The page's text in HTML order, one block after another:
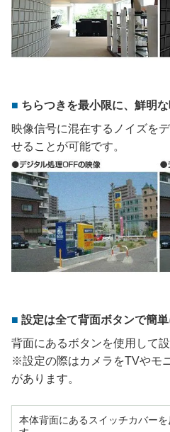
ちらつきを最小限に、鮮明な
映像信号に混在するノイズを
せることが可能です。
設定は全て背面ボタンで簡単
背面にあるボタンを使用して設
※設定の際はカメラをTVやモ
があります。
本体背面にあるスイッチカバー